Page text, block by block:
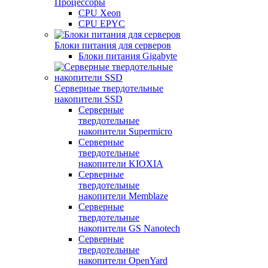
Процессоры
CPU Xeon
CPU EPYC
Блоки питания для серверов
Блоки питания Gigabyte
Серверные твердотельные
накопители SSD
Cерверные
твердотельные
накопители Supermicro
Cерверные
твердотельные
накопители KIOXIA
Cерверные
твердотельные
накопители Memblaze
Cерверные
твердотельные
накопители GS Nanotech
Серверные
твердотельные
накопители OpenYard